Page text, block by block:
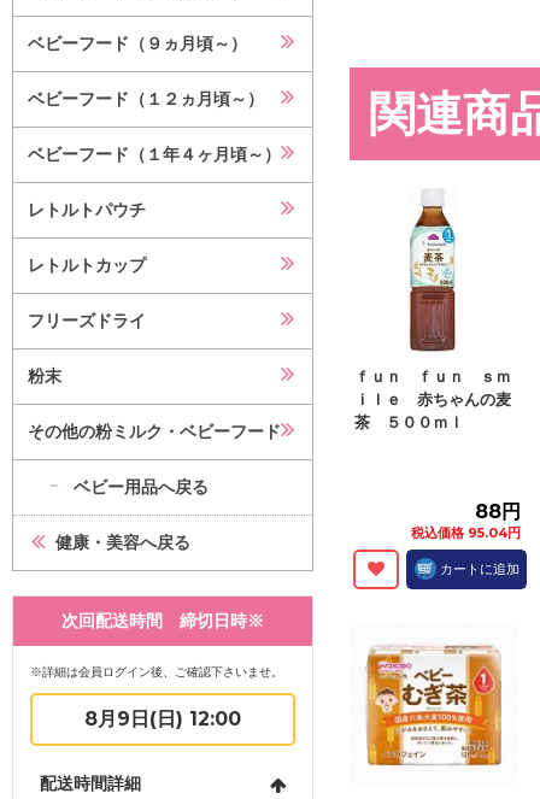
ベビーフード（９ヵ月頃～）
ベビーフード（１２ヵ月頃～）
ベビーフード（１年４ヶ月頃～）
レトルトパウチ
レトルトカップ
フリーズドライ
粉末
その他の粉ミルク・ベビーフード
ベビー用品へ戻る
健康・美容へ戻る
次回配送時間 締切日時※
※詳細は会員ログイン後、ご確認下さいませ。
8月9日(日) 12:00
配送時間詳細
関連商
ｆｕｎ ｆｕｎ ｓｍ
ｉｌｅ 赤ちゃんの麦
茶 ５００ｍｌ
88円
税込価格 95.04円
カートに追加